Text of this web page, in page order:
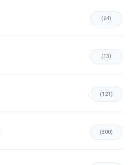
(64)
(13)
(121)
(300)